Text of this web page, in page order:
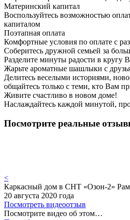
Материнский капитал
Воспользуйтесь возможностью
капиталом
Поэтапная оплата
Комфортные условия по оплате с
Соберитесь дружной семьей за
Разделите минуты радости в кругу
Жарьте ароматные шашлыки с
Делитесь веселыми историями,
общайтесь только с теми, кто Вам
Живите счастливо в новом доме!
Наслаждайтесь каждой минутой,
Посмотрите реальные
<
Каркасный дом в СНТ «Озон-2»
20 августа 2020 года
Посмотреть видеоотзыв
Посмотрите видео об этом…